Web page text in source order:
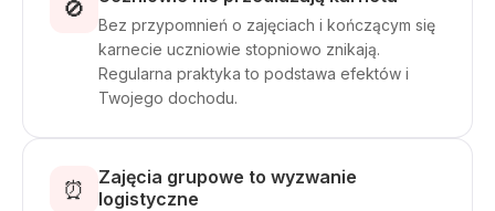
🚫
Bez przypomnień o zajęciach i kończącym się
karnecie uczniowie stopniowo znikają.
Regularna praktyka to podstawa efektów i
Twojego dochodu.
⏰
Zajęcia grupowe to wyzwanie
logistyczne